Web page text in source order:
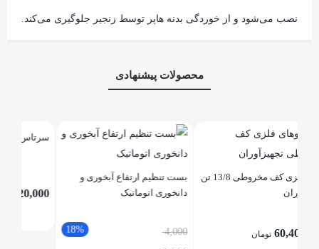
نصب می‌شود و از خوردگی بدنه هاپر توسط زنجیر جلوگیری می‌کند.
محصولات پیشنهادی
بست تنظیم ارتفاع آبخوری و
دانخوری اتوماتیک
18% 4,000
سرتاس دسته دار
120,000